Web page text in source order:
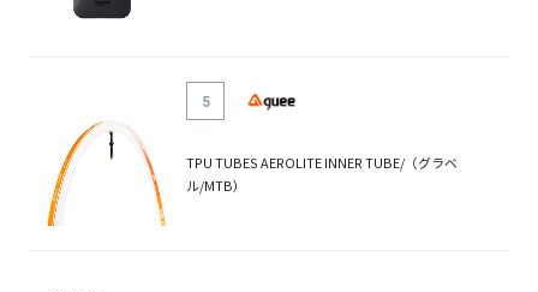
5
TPU TUBES AEROLITE INNER TUBE/（グラベ
ル/MTB）